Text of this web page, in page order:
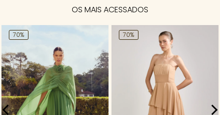
OS MAIS ACESSADOS
70% 70%